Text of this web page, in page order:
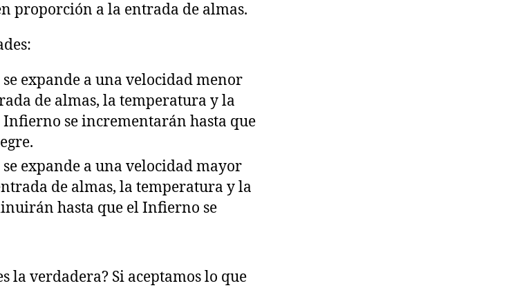
proporción a la entrada de almas.
expande a una velocidad menor
de almas, la temperatura y la
se incrementarán hasta que
expande a una velocidad mayor
de almas, la temperatura y la
hasta que el Infierno se
la verdadera? Si aceptamos lo que